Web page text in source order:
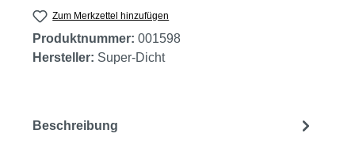
Zum Merkzettel hinzufügen
Produktnummer: 001598
Hersteller: Super-Dicht
Beschreibung